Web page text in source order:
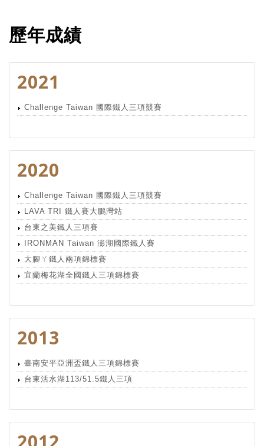
歷年成績
2021
Challenge Taiwan 國際鐵人三項競賽
2020
Challenge Taiwan 國際鐵人三項競賽
LAVA TRI 鐵人賽大鵬灣站
台東之美鐵人三項賽
IRONMAN Taiwan 澎湖國際鐵人賽
大腳ㄚ鐵人兩項錦標賽
宜蘭梅花湖全國鐵人三項錦標賽
2013
臺南安平亞洲盃鐵人三項錦標賽
台東活水湖113/51.5鐵人三項